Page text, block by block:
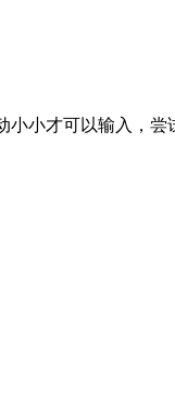
小小才可以输入，